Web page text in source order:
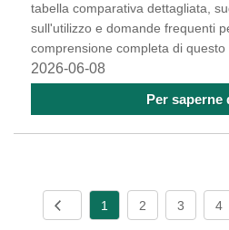
tabella comparativa dettagliata,
sull'utilizzo e domande frequenti
comprensione completa di questo
2026-06-08
Per saperne
1 2 3 4